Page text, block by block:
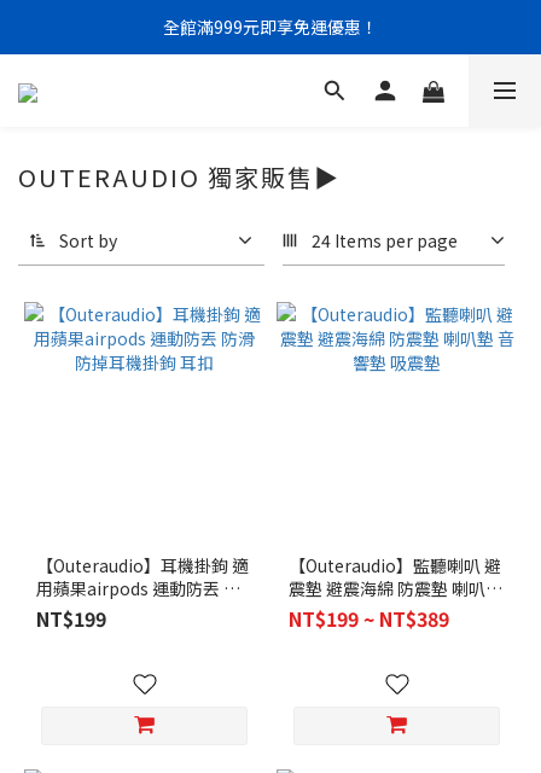
門市限定｜現金結帳不限金額 95 折
全館滿999元即享免運優惠！
門市限定｜現金結帳不限金額 95 折
OUTERAUDIO 獨家販售▶
Sort by 24 Items per page
【Outeraudio】耳機掛鉤 適
用蘋果airpods 運動防丟 防
滑 防掉耳機掛鉤 耳扣
NT$199
【Outeraudio】監聽喇叭 避
震墊 避震海綿 防震墊 喇叭墊
音響墊 吸震墊
NT$199 ~ NT$389